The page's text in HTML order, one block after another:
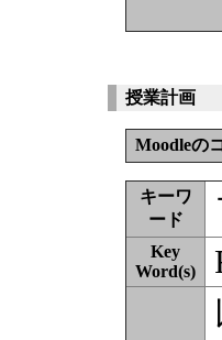
授業計画
Moodleの
キーワ
ード
Key
Word(s)